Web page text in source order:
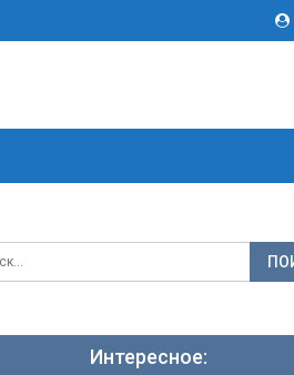
Интересное: